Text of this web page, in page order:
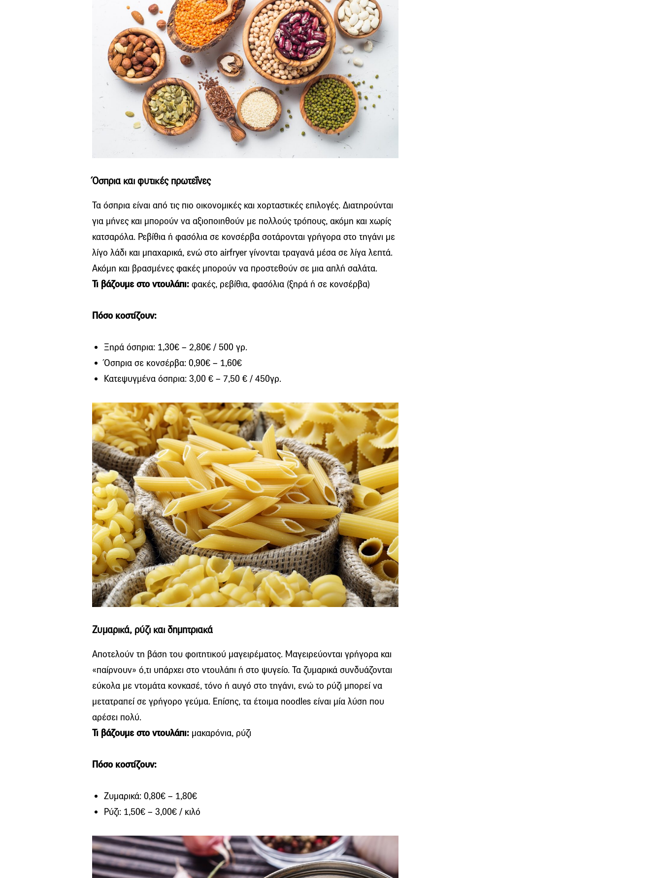
Όσπρια και φυτικές πρωτεΐνες
Τα όσπρια είναι από τις πιο οικονομικές και χορταστικές επιλογές. Διατηρούνται
για μήνες και μπορούν να αξιοποιηθούν με πολλούς τρόπους, ακόμη και χωρίς
κατσαρόλα. Ρεβίθια ή φασόλια σε κονσέρβα σοτάρονται γρήγορα στο τηγάνι με
λίγο λάδι και μπαχαρικά, ενώ στο airfryer γίνονται τραγανά μέσα σε λίγα λεπτά.
Ακόμη και βρασμένες φακές μπορούν να προστεθούν σε μια απλή σαλάτα.
Τι βάζουμε στο ντουλάπι: φακές, ρεβίθια, φασόλια (ξηρά ή σε κονσέρβα)
Πόσο κοστίζουν:
Ξηρά όσπρια: 1,30€ – 2,80€ / 500 γρ.
Όσπρια σε κονσέρβα: 0,90€ – 1,60€
Κατεψυγμένα όσπρια: 3,00 € – 7,50 € / 450γρ.
Ζυμαρικά, ρύζι και δημητριακά
Αποτελούν τη βάση του φοιτητικού μαγειρέματος. Μαγειρεύονται γρήγορα και
«παίρνουν» ό,τι υπάρχει στο ντουλάπι ή στο ψυγείο. Τα ζυμαρικά συνδυάζονται
εύκολα με ντομάτα κονκασέ, τόνο ή αυγό στο τηγάνι, ενώ το ρύζι μπορεί να
μετατραπεί σε γρήγορο γεύμα. Επίσης, τα έτοιμα noodles είναι μία λύση που
αρέσει πολύ.
Τι βάζουμε στο ντουλάπι: μακαρόνια, ρύζι
Πόσο κοστίζουν:
Ζυμαρικά: 0,80€ – 1,80€
Ρύζι: 1,50€ – 3,00€ / κιλό